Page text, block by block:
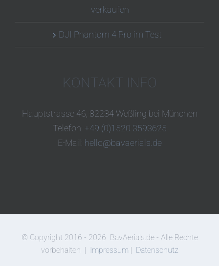
verkaufen
DJI Phantom 4 Pro im Test
KONTAKT INFO
Hauptstrasse 46, 82234 Weßling bei München
Telefon: +49 (0)1520 3593625
E-Mail: hello@bavaerials.de
© Copyright 2016 - 2026 BavAerials.de - Alle Rechte
vorbehalten | Impressum | Datenschutz